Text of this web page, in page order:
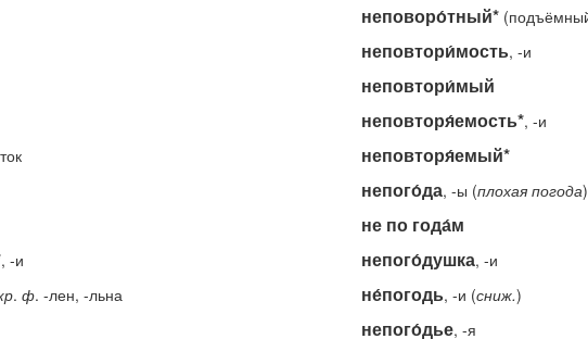
, -и
. ф. -лен, -льна
неповоро́тный*
неповтори́мость, -и
неповтори́мый
неповторя́емость*, -и
неповторя́емый*
непого́да, -ы (плохая погода)
не по года́м
непого́душка, -и
не́погодь, -и (сниж.)
непого́дье, -я